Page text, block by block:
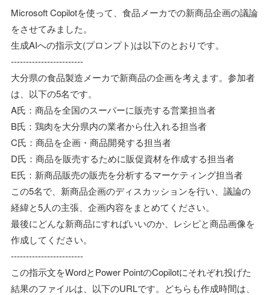
Microsoft Copilotを使って、食品メーカでの新商品企画の議論
をさせてみました。
生成AIへの指示文(プロンプト)は以下のとおりです。
------------------------
大分県の食品製造メーカで新商品の企画を考えます。参加者
は、以下の5名です。
A氏：商品を全国のスーパーに販売する営業担当者
B氏：鶏肉を大分県内の業者から仕入れる担当者
C氏：商品を企画・商品開発する担当者
D氏：商品を販売するために販促資材を作成する担当者
E氏：新商品販売の販売を分析するマーケティング担当者
この5名で、新商品企画のディスカッションを行い、議論の
経緯と5人の主張、企画内容をまとめてください。
最後にどんな新商品にすればいいのか、レシピと商品画像を
作成してください。
------------------------
この指示文をWordとPower PointのCopilotにそれぞれ投げた
結果のファイルは、以下のURLです。どちらも作成時間は、